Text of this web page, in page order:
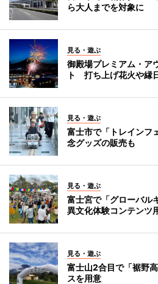
ら大人までを対象に
見る・遊ぶ
御殿場プレミアム・ア
ト 打ち上げ花火や縁
見る・遊ぶ
富士市で「トレインフ
念グッズの販売も
見る・遊ぶ
富士宮で「グローバル
異文化体験コンテンツ
見る・遊ぶ
富士山2合目で「裾野
スを用意